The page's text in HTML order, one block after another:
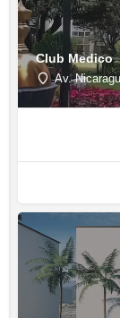
Club Medico
Av.